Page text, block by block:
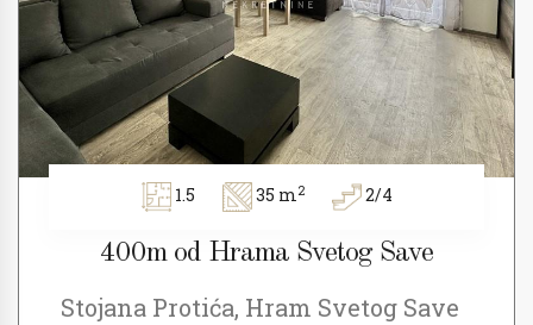
1.5 35 m2 2/4
400m od Hrama Svetog Save
Stojana Protića, Hram Svetog Save